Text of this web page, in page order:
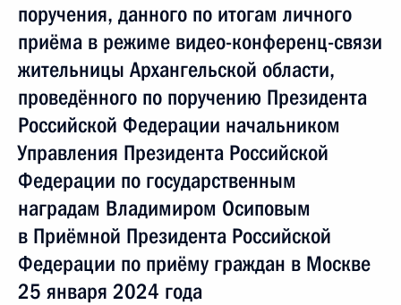
поручения, данного по итогам личного
приёма в режиме видео-конференц-связи
жительницы Архангельской области,
проведённого по поручению Президента
Российской Федерации начальником
Управления Президента Российской
Федерации по государственным
наградам Владимиром Осиповым
в Приёмной Президента Российской
Федерации по приёму граждан в Москве
25 января 2024 года